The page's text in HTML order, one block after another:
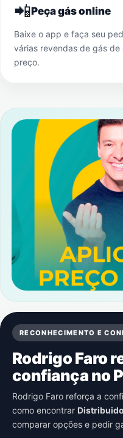
📲Peça gás online
Baixe o app e faça seu
várias revendas de gás
preço.
RECONHECIMENTO E
Rodrigo Faro
confiança no
Rodrigo Faro reforça a
como encontrar
comparar opções e pedir